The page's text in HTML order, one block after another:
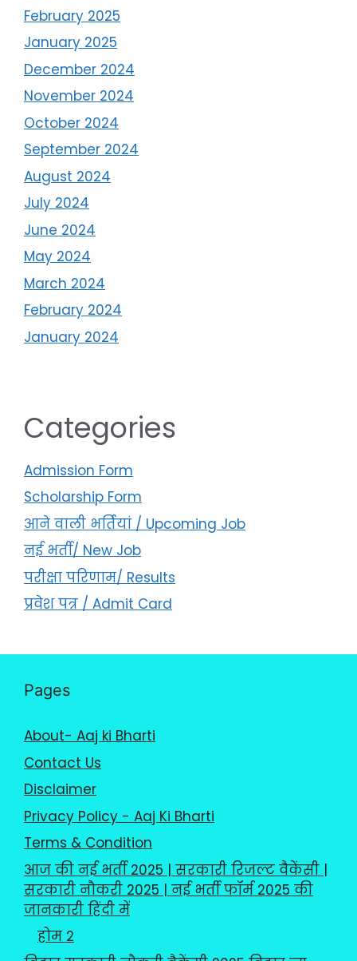
February 2025
January 2025
December 2024
November 2024
October 2024
September 2024
August 2024
July 2024
June 2024
May 2024
March 2024
February 2024
January 2024
Categories
Admission Form
Scholarship Form
आने वाली भर्तियां / Upcoming Job
नई भर्ती/ New Job
परीक्षा परिणाम/ Results
प्रवेश पत्र / Admit Card
Pages
About- Aaj ki Bharti
Contact Us
Disclaimer
Privacy Policy - Aaj Ki Bharti
Terms & Condition
आज की नई भर्ती 2025 | सरकारी रिजल्ट वैकेंसी |
सरकारी नौकरी 2025 | नई भर्ती फॉर्म 2025 की
जानकारी हिंदी में
होम 2